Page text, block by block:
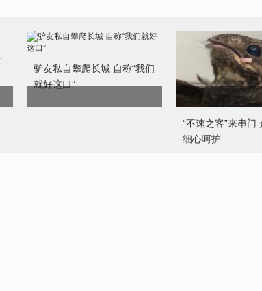
驴友私自攀爬长城 自称“我们
就好这口”
“不速之客”来串门
细心呵护